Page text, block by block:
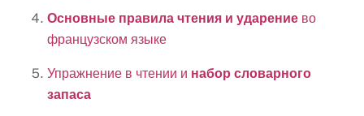
Основные правила чтения и ударение во
французском языке
Упражнение в чтении и набор словарного
запаса